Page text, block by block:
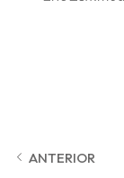
ANTERIOR